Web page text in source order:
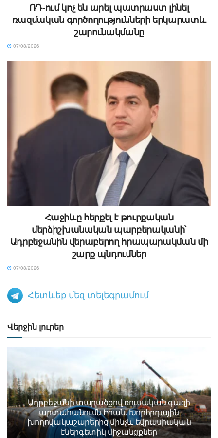
ՌԴ-ում կոչ են արել պատրաստ լինել
ռազմական գործողությունների երկարատև
շարունակմանը
07/08/2026
Հաջիևը հերքել է թուրքական
մերձիշխանական պարբերականի՝
Ադրբեջանին վերաբերող հրապարակման մի
շարք պնդումներ
07/08/2026
Հետևեք մեզ տելեգրամում
Վերջին լուրեր
Ադրբեջանի տարածքով ռուսական գազի
արտահանումն Իրան. Խորհրդային
խողովակաշարերից մինչև եվրասիական
էներգետիկ միջանցքներ